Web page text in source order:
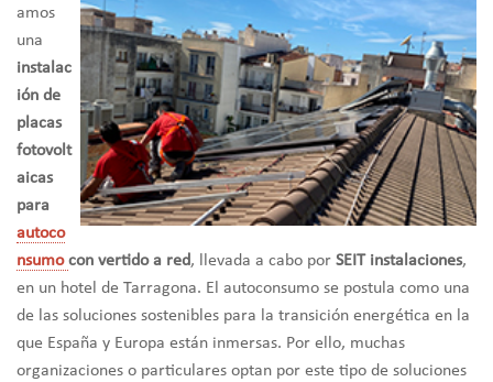
amos
una
instalac
ión de
placas
fotovolt
aicas
para
autoco
nsumocon vertido a red, llevada a cabo por SEIT instalaciones,
en un hotel de Tarragona. El autoconsumo se postula como una
de las soluciones sostenibles para la transición energética en la
que España y Europa están inmersas. Por ello, muchas
organizaciones o particulares optan por este tipo de soluciones